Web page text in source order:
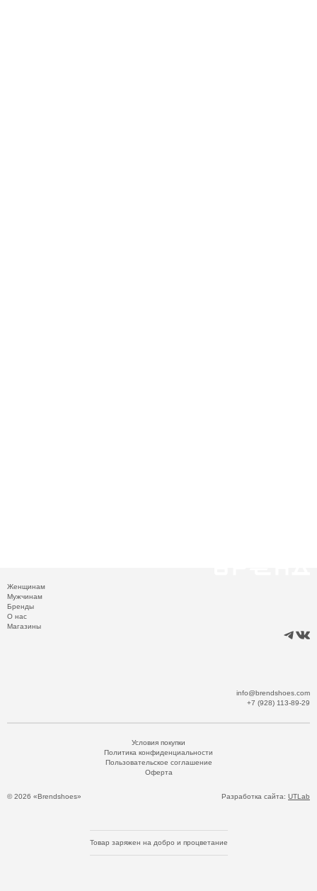
Женщинам
Мужчинам
Бренды
О нас
Магазины
info@brendshoes.com
+7 (928) 113-89-29
© 2026 «Brendshoes»
Условия покупки
Политика конфиденциальности
Пользовательское соглашение
Оферта
Разработка сайта: UTLab
Товар заряжен на добро и процветание